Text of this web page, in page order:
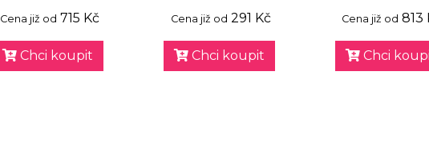
Cena již od 715 Kč
Chci koupit
Cena již od 291 Kč
Chci koupit
Cena již od 813
Chci